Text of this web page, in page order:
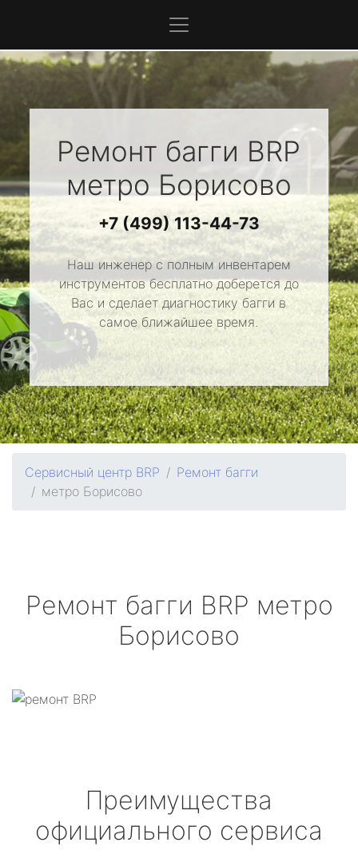
Ремонт багги BRP
метро Борисово
+7 (499) 113-44-73
Наш инженер с полным инвентарем
инструментов бесплатно доберется до
Вас и сделает диагностику багги в
самое ближайшее время.
Сервисный центр BRP
Ремонт багги
метро Борисово
Ремонт багги BRP метро
Борисово
Преимущества
официального сервиса